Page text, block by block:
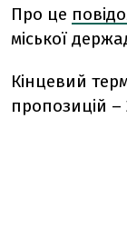
Про це
міської
Кінцевий
пропозицій